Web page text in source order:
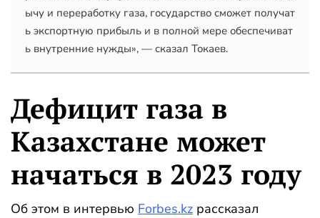
ычу и переработку газа, государство сможет получат
ь экспортную прибыль и в полной мере обеспечиват
ь внутренние нужды», — сказал Токаев.
Дефицит газа в
Казахстане может
начаться в 2023 году
Об этом в интервью Forbes.kz рассказал